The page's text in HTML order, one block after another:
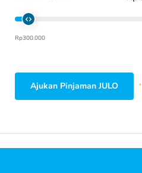
Rp300.000
Ajukan Pinjaman JULO